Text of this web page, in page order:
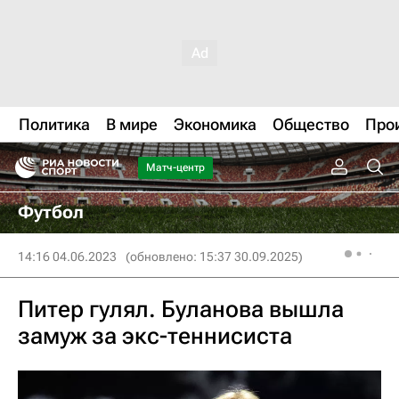
Политика В мире Экономика Общество
Матч-центр
Футбол
14:16 04.06.2023 (обновлено: 15:37 30.09.2025)
Питер гулял. Буланова вышла
замуж за экс-теннисиста